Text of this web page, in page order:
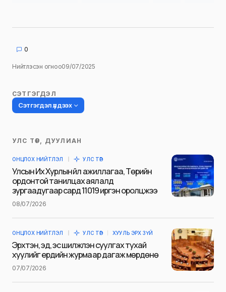
0
Нийтлэсэн огноо09/07/2025
СЭТГЭГДЭЛ
Сэтгэгдэл үлдээх
Таны имэйл хаягийг нийтлэхгүй.
тэмдэглэсэн
Сэтгэгдэл*
Name
УЛС ТӨР, ДУУЛИАН
ОНЦЛОХ НИЙТЛЭЛ УЛС ТӨР
Улсын Их Хурлын үйл ажиллагаа, Төрийн
ордонтой танилцах аялалд
зургаадугаар сард 11019 иргэн оролцжээ
08/07/2026
ОНЦЛОХ НИЙТЛЭЛ УЛС ТӨР ХУУЛЬ ЭРХ ЗҮЙ
Эрхтэн, эд, эс шилжүүлэн суулгах тухай
хуулийг ердийн журмаар дагаж мөрдөнө
07/07/2026